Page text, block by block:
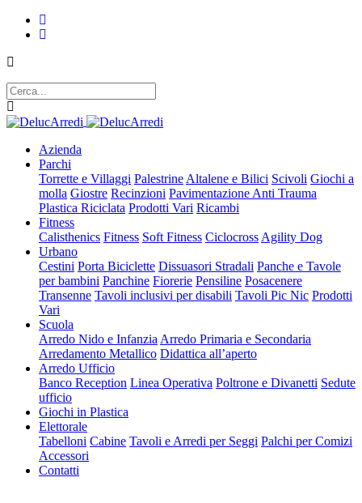
Azienda
Parchi
Torrette e Villaggi Palestrine Altalene e Bilici Scivoli Giochi a
molla Giostre Recinzioni Pavimentazione Anti Trauma
Plastica Riciclata Prodotti Vari Ricambi
Fitness
Calisthenics Fitness Soft Fitness Ciclocross Agility Dog
Urbano
Cestini Porta Biciclette Dissuasori Stradali Panche e Tavole
per bambini Panchine Fiorerie Pensiline Posacenere
Transenne Tavoli inclusivi per disabili Tavoli Pic Nic Prodotti
Vari
Scuola
Arredo Nido e Infanzia Arredo Primaria e Secondaria
Arredamento Metallico Didattica all’aperto
Arredo Ufficio
Banco Reception Linea Operativa Poltrone e Divanetti Sedute
ufficio
Giochi in Plastica
Elettorale
Tabelloni Cabine Tavoli e Arredi per Seggi Palchi per Comizi
Accessori
Contatti